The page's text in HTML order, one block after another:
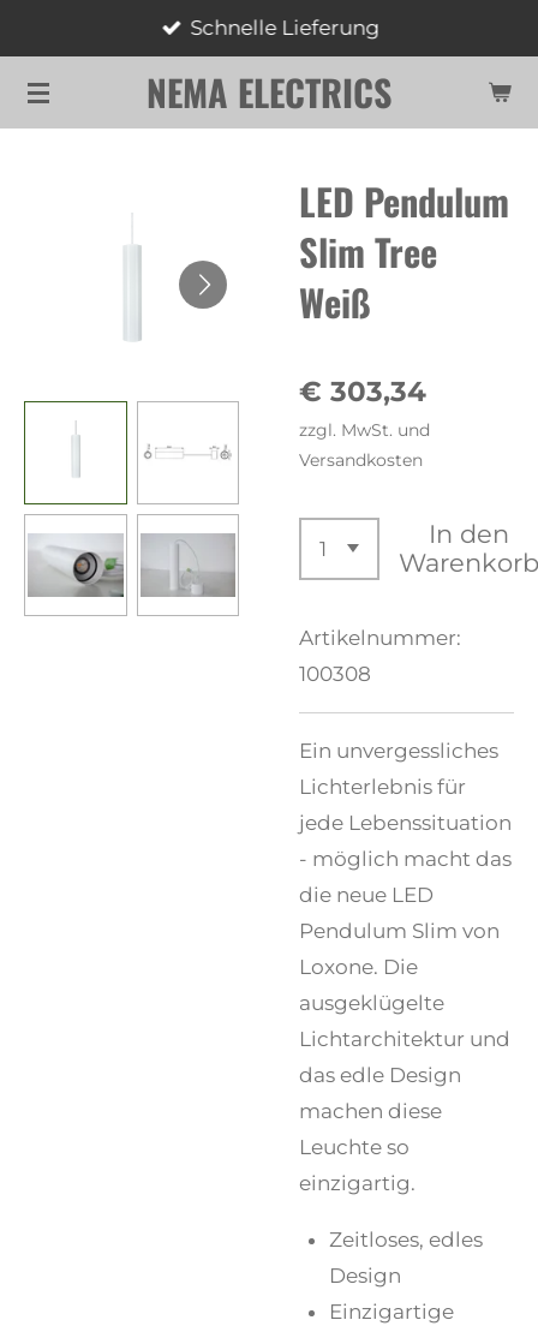
Hauptinhalt
springen
NEMA ELECTRICS
Schnelle Lieferung
LED Pendulum
Slim Tree
Weiß
€ 303,34
zzgl. MwSt. und
Versandkosten
In den
Artikelnummer:
100308
Ein unvergessliches
Lichterlebnis für
jede Lebenssituation
- möglich macht das
die neue LED
Pendulum Slim von
Loxone. Die
ausgeklügelte
Lichtarchitektur und
das edle Design
machen diese
Leuchte so
einzigartig.
Zeitloses, edles
Design
Einzigartige